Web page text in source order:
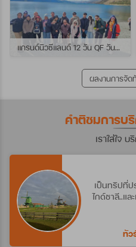
แกรนด์นิวซีแลนด์ 12 วัน QF วันที่ 22 กรกฎาคม - 3 สิงหาคม 2569 เดินทางกับไกด์พี่โจ้
ผลงานการจัด
คำติชมการบ
เราใส่ใจ บ
เป็นทริปที่ป
ไกด์ชาลี..แล